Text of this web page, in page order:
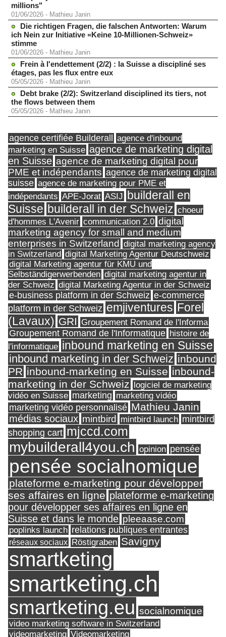
millions"
01/06/2026 - Mathieu Janin
Die richtigen Fragen, die falschen Antworten: Warum
ich Nein zur Initiative «Keine 10-Millionen-Schweiz»
stimme
01/06/2026 - Mathieu Janin
Frein à l'endettement (2/2) : la Suisse a discipliné ses
étages, pas les flux entre eux
05/05/2026 - Mathieu Janin
Debt brake (2/2): Switzerland disciplined its tiers, not
the flows between them
05/05/2026 - Mathieu Janin
agence certifiée Builderall
agence d'inbound
marketing en Suisse agence de marketing digital
en Suisse agence de marketing digital pour
PME et indépendants agence de marketing digital
suisse agence de marketing pour PME et
indépendants APE-Jorat ASIJ builderall en
Suisse builderall in der Schweiz choeur
d'hommes L'Avenir communication 2.0 digital
marketing agency for small and medium
enterprises in Switzerland digital marketing agency
in Switzerland digital Marketing Agentur Deutschweiz
digital Marketing agentur für KMU und
Selbständigerwerbenden digital marketing agentur in
der Schweiz digital Marketing Agentur in der Schweiz
e-business platform in der Schweiz e-commerce
platform in der Schweiz emjiventures Forel
(Lavaux) GRI Groupement Romand de l'Informa
Groupement Romand de l'Informatique histoire de
l'informatique inbound marketing en Suisse
inbound marketing in der Schweiz inbound
PR inbound-marketing en Suisse inbound-
marketing in der Schweiz logiciel de marketing
vidéo en Suisse marketing marketing vidéo
marketing vidéo personnalisé Mathieu Janin
médias sociaux mintbird mintbird launch mintbird
shopping cart mjccd.com
mybuilderall4you.ch opinion pensée
pensée socialnomique
plateforme e-marketing pour développer
ses affaires en ligne plateforme e-marketing
pour développer ses affaires en ligne en
Suisse et dans le monde pleeaase.com
poplinks launch relations publiques entrantes
réseaux sociaux Röstigraben Savigny
smartketing
smartketing.ch
smartketing.eu socialnomique
video marketing software in Switzerland
videomarketing Videomarketing